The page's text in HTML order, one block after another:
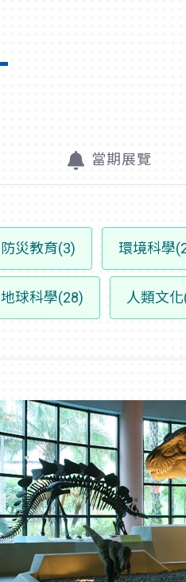
當期展覽
防災教育(3) 環境科學
地球科學(28) 人類文